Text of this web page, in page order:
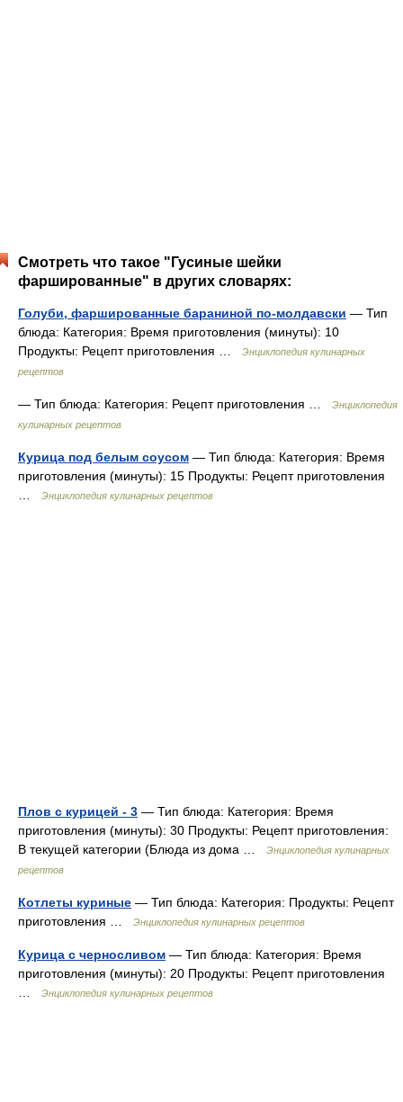
Смотреть что такое "Гусиные шейки
фаршированные" в других словарях:
Голуби, фаршированные бараниной по-молдавски — Тип
блюда: Категория: Время приготовления (минуты): 10
Продукты: Рецепт приготовления …
Энциклопедия кулинарных
рецептов
— Тип блюда: Категория: Рецепт приготовления …
Энциклопедия
кулинарных рецептов
Курица под белым соусом — Тип блюда: Категория: Время
приготовления (минуты): 15 Продукты: Рецепт приготовления
Энциклопедия кулинарных рецептов
Плов с курицей - 3 — Тип блюда: Категория: Время
приготовления (минуты): 30 Продукты: Рецепт приготовления:
В текущей категории (Блюда из дома …
Энциклопедия кулинарных
рецептов
Котлеты куриные — Тип блюда: Категория: Продукты: Рецепт
приготовления …
Энциклопедия кулинарных рецептов
Курица с черносливом — Тип блюда: Категория: Время
приготовления (минуты): 20 Продукты: Рецепт приготовления
Энциклопедия кулинарных рецептов